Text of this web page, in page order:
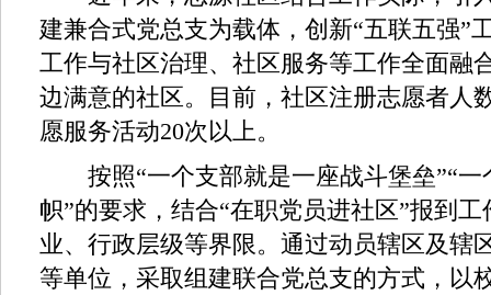
建兼合式党总支为载体，创新“五联五强”
工作与社区治理、社区服务等工作全面融
边满意的社区。目前，社区注册志愿者人
愿服务活动20次以上。
按照“一个支部就是一座战斗堡垒”“一
帜”的要求，结合“在职党员进社区”报到
业、行政层级等界限。通过动员辖区及辖
等单位，采取组建联合党总支的方式，以